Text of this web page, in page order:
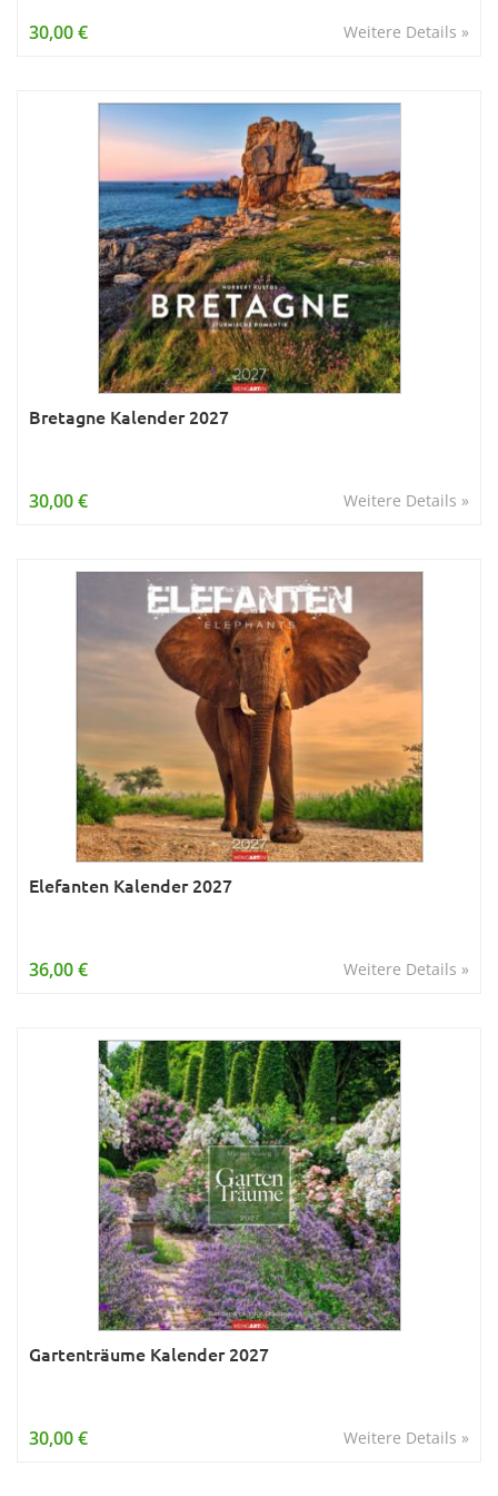
Young Adult
Weitere Details »
30,00 €
Bretagne Kalender 2027
Weitere Details »
30,00 €
Elefanten Kalender 2027
Weitere Details »
36,00 €
Gartenträume Kalender 2027
Weitere Details »
30,00 €